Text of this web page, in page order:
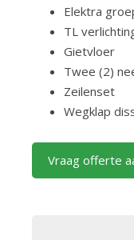
Elektra
TL
Gietvloer
Twee (2)
Zeilenset
Wegklap
Vraag offerte